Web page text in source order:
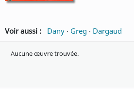
Voir aussi : Dany · Greg · Dargaud
Aucune œuvre trouvée.